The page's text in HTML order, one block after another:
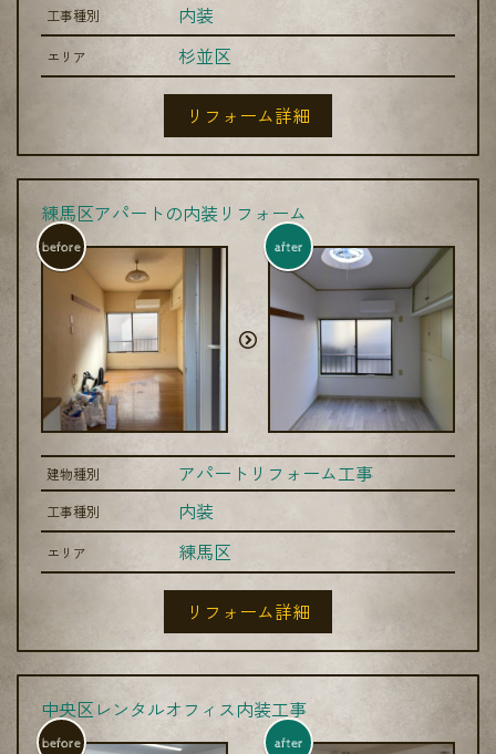
工事種別 内装
エリア 杉並区
リフォーム詳細
練馬区アパートの内装リフォーム
before after
建物種別 アパートリフォーム工事
工事種別 内装
エリア 練馬区
リフォーム詳細
中央区レンタルオフィス内装工事
before after